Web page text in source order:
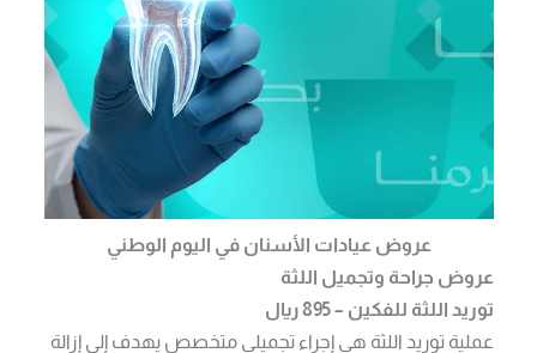
عروض عيادات الأسنان في اليوم الوطني
عروض جراحة وتجميل اللثة
توريد اللثة للفكين – 895 ريال
عملية توريد اللثة هي إجراء تجميلي متخصص يهدف إلى إزالة